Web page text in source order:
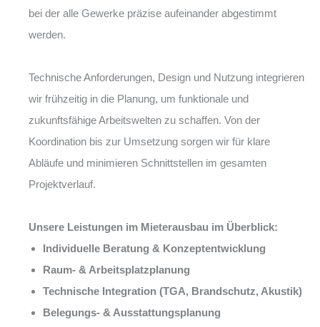
bei der alle Gewerke präzise aufeinander abgestimmt
werden.
Technische Anforderungen, Design und Nutzung integrieren
wir frühzeitig in die Planung, um funktionale und
zukunftsfähige Arbeitswelten zu schaffen. Von der
Koordination bis zur Umsetzung sorgen wir für klare
Abläufe und minimieren Schnittstellen im gesamten
Projektverlauf.
Unsere Leistungen im Mieterausbau im Überblick:
Individuelle Beratung & Konzeptentwicklung
Raum- & Arbeitsplatzplanung
Technische Integration (TGA, Brandschutz, Akustik)
Belegungs- & Ausstattungsplanung